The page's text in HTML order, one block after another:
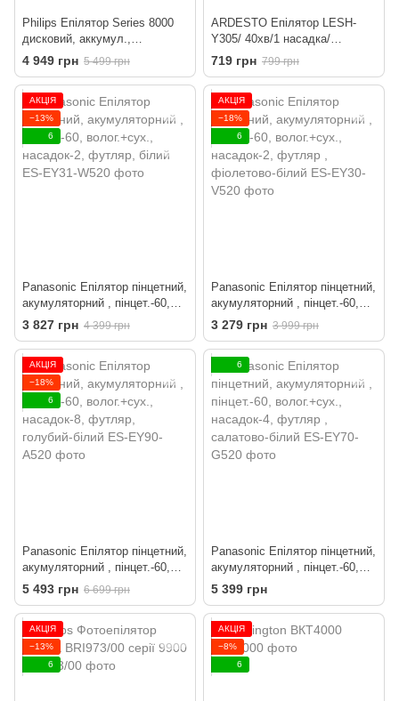
Philips Епілятор Series 8000
дисковий, аккумул.,
пінцет.-32, волог.+сух.,
футляр, з підсвіткою, білий
4 949 грн 5 499 грн
ARDESTO Епілятор LESH-
Y305/ 40хв/1 насадка/
чорн+золото
719 грн 799 грн
АКЦІЯ
−13%
6
Panasonic Епілятор пінцетний,
акумуляторний , пінцет.-60,
волог.+сух., насадок-2,
футляр, білий
3 827 грн 4 399 грн
АКЦІЯ
−18%
6
Panasonic Епілятор пінцетний,
акумуляторний , пінцет.-60,
волог.+сух., насадок-2,
футляр , фіолетово-білий
3 279 грн 3 999 грн
АКЦІЯ
−18%
6
Panasonic Епілятор пінцетний,
акумуляторний , пінцет.-60,
волог.+сух., насадок-8,
футляр, голубий-білий
5 493 грн 6 699 грн
6
Panasonic Епілятор пінцетний,
акумуляторний , пінцет.-60,
волог.+сух., насадок-4,
футляр , салатово-білий
5 399 грн
АКЦІЯ
−13%
6
АКЦІЯ
−8%
6